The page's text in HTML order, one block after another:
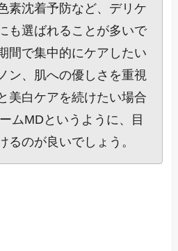
素沈着予防など、デリケ
も選ばれることが多いで
間で集中的にケアしたい
ン、肌への優しさを重視
美白ケアを続けたい場合
ムMDというように、目
るのが良いでしょう。